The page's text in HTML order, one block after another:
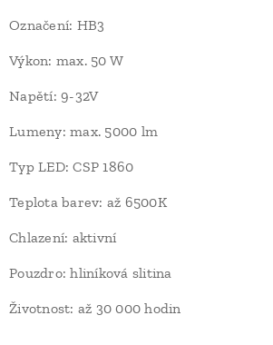
Označení: HB3
Výkon: max. 50 W
Napětí: 9-32V
Lumeny: max. 5000 lm
Typ LED: CSP 1860
Teplota barev: až 6500K
Chlazení: aktivní
Pouzdro: hliníková slitina
Životnost: až 30 000 hodin